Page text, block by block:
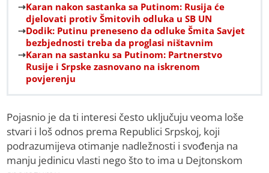
Karan nakon sastanka sa Putinom: Rusija će
djelovati protiv Šmitovih odluka u SB UN
Dodik: Putinu preneseno da odluke Šmita Savjet
bezbjednosti treba da proglasi ništavnim
Karan na sastanku sa Putinom: Partnerstvo
Rusije i Srpske zasnovano na iskrenom
povjerenju
Pojasnio je da ti interesi često uključuju veoma loše
stvari i loš odnos prema Republici Srpskoj, koji
podrazumijeva otimanje nadležnosti i svođenja na
manju jedinicu vlasti nego što to ima u Dejtonskom